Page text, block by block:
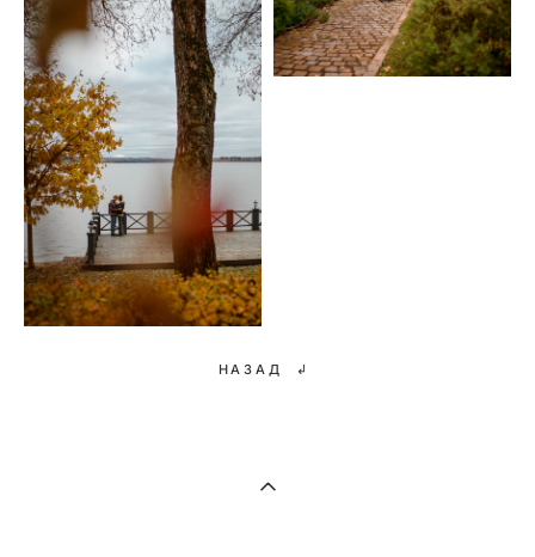
НАЗАД ↲